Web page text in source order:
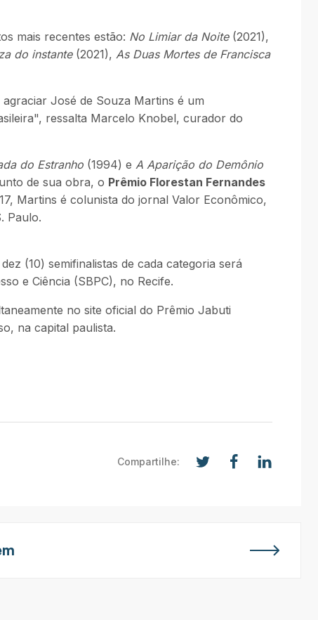
mais recentes estão: No Limiar da Noite(2021),
do instante(2021), As Duas Mortes de Francisca
José de Souza Martins é um
ressalta Marcelo Knobel, curador do
do Estranho (1994) e A Aparição do Demônio
de sua obra, o Prêmio Florestan Fernandes
Martins é colunista do jornal Valor Econômico,
Paulo.
(10) semifinalistas de cada categoria será
e Ciência (SBPC), no Recife.
no site oficial do Prêmio Jabuti
na capital paulista.
Compartilhe: